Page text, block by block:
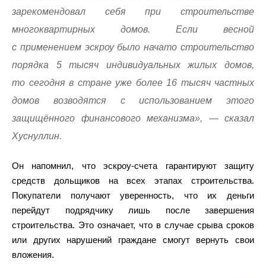
зарекомендовал себя при строительстве
многоквартирных домов. Если весной
с применением эскроу было начато строительство
порядка 5 тысяч индивидуальных жилых домов,
то сегодня в стране уже более 16 тысяч частных
домов возводятся с использованием этого
защищённого финансового механизма», — сказал
Хуснуллин.
Он напомнил, что эскроу-счета гарантируют защиту
средств дольщиков на всех этапах строительства.
Покупатели получают уверенность, что их деньги
перейдут подрядчику лишь после завершения
строительства. Это означает, что в случае срыва сроков
или других нарушений граждане смогут вернуть свои
вложения.